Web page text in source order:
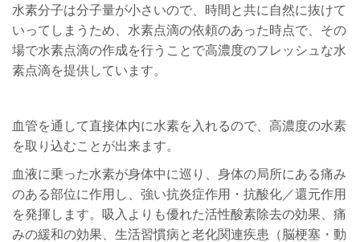
水素分子は分子量が小さいので、時間と共に自然に抜けて
いってしまうため、水素点滴の依頼のあった時点で、その
場で水素点滴の作成を行うことで高濃度のフレッシュな水
素点滴を提供しています。
血管を通して直接体内に水素を入れるので、高濃度の水素
を取り込むことが出来ます。
血液に乗った水素が身体中に巡り、身体の局所にある痛み
のある部位に作用し、強い抗炎症作用・抗酸化／還元作用
を発揮します。吸入よりも優れた活性酸素除去の効果、痛
みの緩和の効果、生活習慣病と老化関連疾患（脳梗塞・動